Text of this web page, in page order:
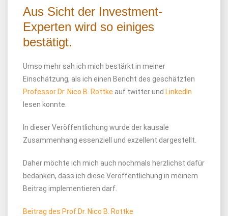
Aus Sicht der Investment-
Experten wird so einiges
bestätigt.
Umso mehr sah ich mich bestärkt in meiner
Einschätzung, als ich einen Bericht des geschätzten
Professor Dr. Nico B. Rottke auf twitter und LinkedIn
lesen konnte.
In dieser Veröffentlichung wurde der kausale
Zusammenhang essenziell und exzellent dargestellt.
Daher möchte ich mich auch nochmals herzlichst dafür
bedanken, dass ich diese Veröffentlichung in meinem
Beitrag implementieren darf.
Beitrag des Prof.Dr. Nico B. Rottke